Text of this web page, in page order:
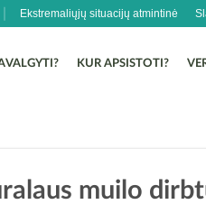
Ekstremaliųjų situacijų atmintinė
KUR APSISTOTI?
muilo